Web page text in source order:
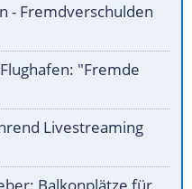
- Fremdverschulden
"Fremde
Livestreaming